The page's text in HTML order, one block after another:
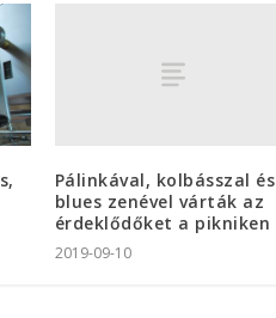
Pálinkával, kolbásszal és
blues zenével várták az
érdeklődőket a pikniken
2019-09-10